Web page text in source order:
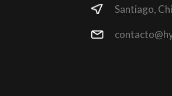
Santiago,